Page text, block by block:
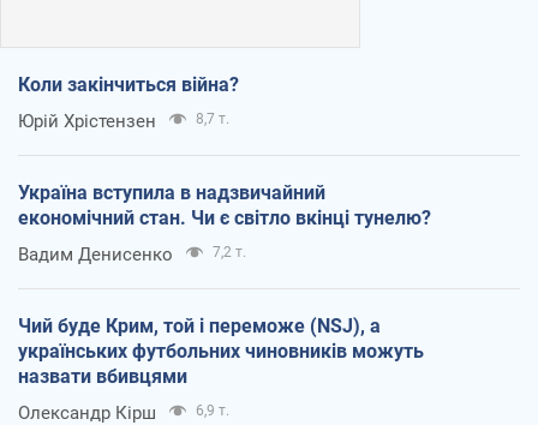
Коли закінчиться війна?
Юрій Хрістензен 8,7 т.
Україна вступила в надзвичайний
економічний стан. Чи є світло вкінці тунелю?
Вадим Денисенко 7,2 т.
Чий буде Крим, той і переможе (NSJ), а
українських футбольних чиновників можуть
назвати вбивцями
Олександр Кірш 6,9 т.